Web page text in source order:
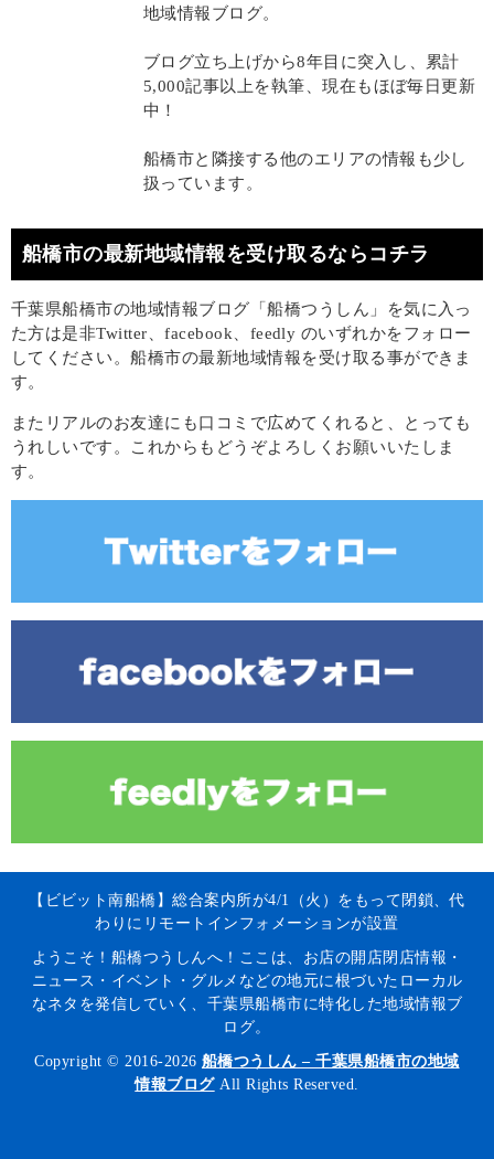
地域情報ブログ。
ブログ立ち上げから8年目に突入し、累計
5,000記事以上を執筆、現在もほぼ毎日更新
中！
船橋市と隣接する他のエリアの情報も少し
扱っています。
船橋市の最新地域情報を受け取るならコチラ
千葉県船橋市の地域情報ブログ「船橋つうしん」を気に入っ
た方は是非Twitter、facebook、feedly のいずれかをフォロー
してください。船橋市の最新地域情報を受け取る事ができま
す。
またリアルのお友達にも口コミで広めてくれると、とっても
うれしいです。これからもどうぞよろしくお願いいたしま
す。
【ビビット南船橋】総合案内所が4/1（火）をもって閉鎖、代
わりにリモートインフォメーションが設置
ようこそ！船橋つうしんへ！ここは、お店の開店閉店情報・
ニュース・イベント・グルメなどの地元に根づいたローカル
なネタを発信していく、千葉県船橋市に特化した地域情報ブ
ログ。
Copyright © 2016-2026 船橋つうしん – 千葉県船橋市の地域
情報ブログAll Rights Reserved.